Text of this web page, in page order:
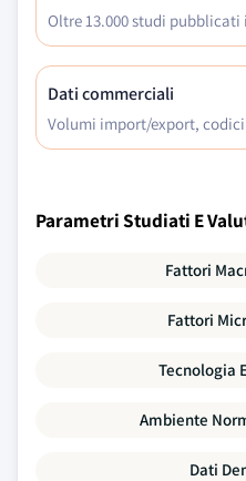
Oltre 13.000 studi
Dati commerciali
Volumi import/export,
Parametri Studiati E
Fattori
Fattori
Tecnologia
Ambiente
Dati